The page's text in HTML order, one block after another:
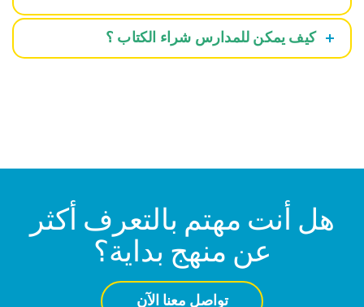
كيف يمكن للمدارس شراء الكتاب ؟
هل أنت مهتم بالتعرف أكثر
عن منهج بداية؟
تواصل معنا الآن